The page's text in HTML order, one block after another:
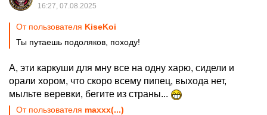
16:27, 07.08.2025
От пользователя KiseKoi
Ты путаешь подоляков, походу!
А, эти каркуши для мну все на одну харю, сидели и
орали хором, что скоро всему пипец, выхода нет,
мыльте веревки, бегите из страны...
От пользователя maxxx(...)